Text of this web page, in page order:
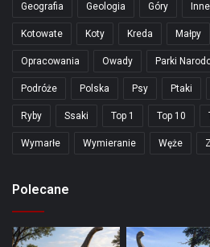
Geografia Geologia Góry Inne
Kotowate Koty Kreda Małpy
Opracowania Owady Parki
Podróże Polska Psy Ptaki
Ryby Ssaki Top 1 Top 10
Wymarłe Wymieranie Węże
Polecane